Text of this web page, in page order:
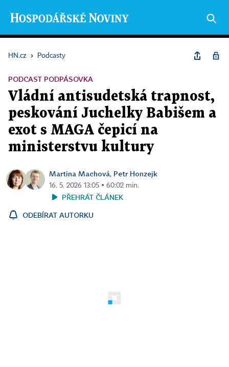
HN.cz › Podcasty
PODCAST PODPÁSOVKA
Vládní antisudetská trapnost,
peskování Juchelky Babišem a
exot s MAGA čepicí na
ministerstvu kultury
Martina Machová, Petr Honzejk
16. 5. 2026 13:05 ▪ 60:02 min.
PŘEHRÁT ČLÁNEK
ODEBÍRAT AUTORKU